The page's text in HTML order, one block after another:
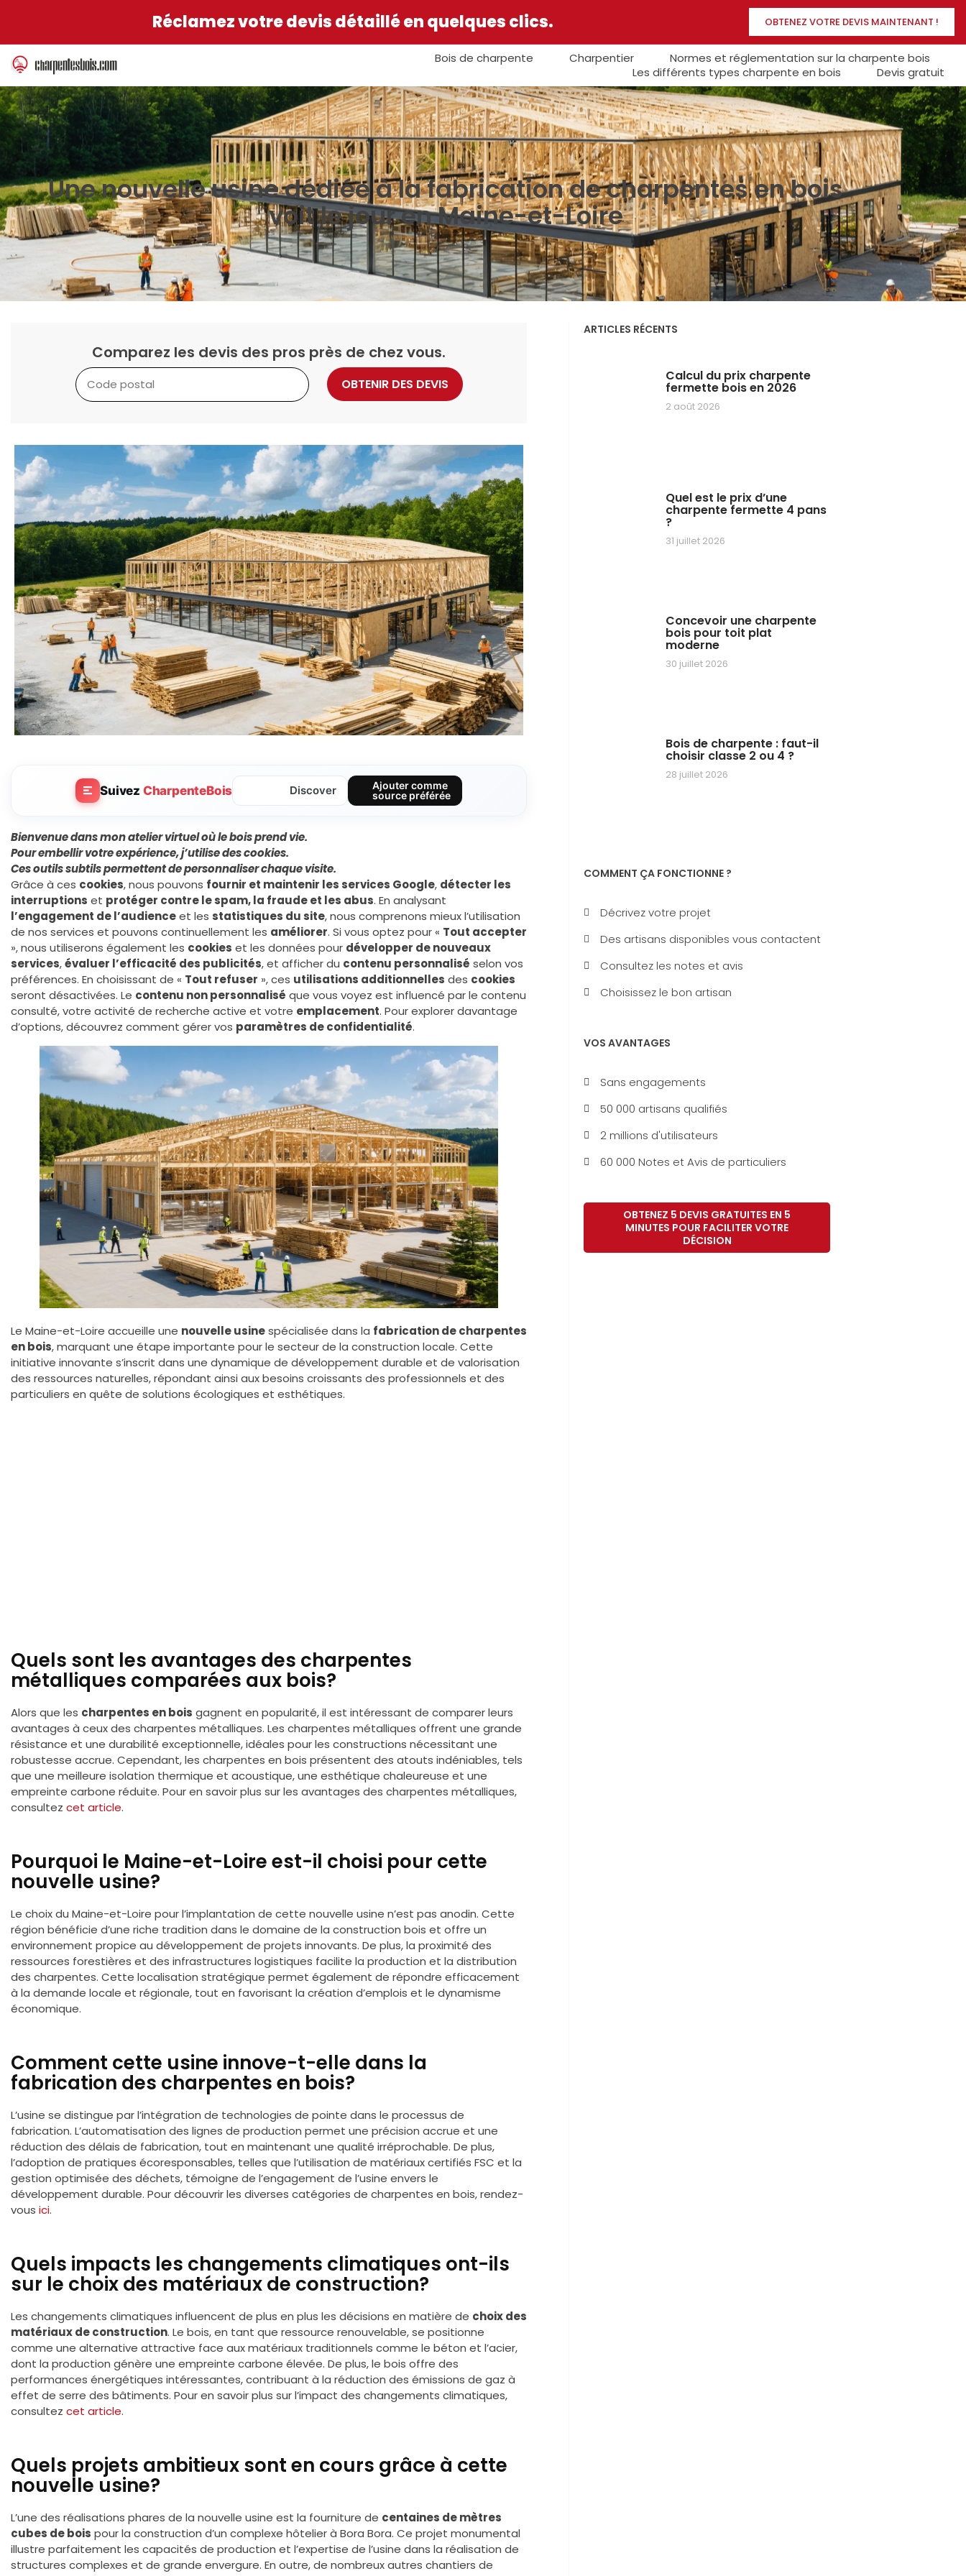
Réclamez votre devis détaillé en quelques clics. OBTENEZ VOTRE DEVIS MAINTENANT !
Bois de charpente Charpentier
Normes et réglementation sur la charpente bois
Les différents types charpente en bois
Devis gratuit
Une nouvelle usine dédiée à la fabrication de charpentes en bois
voit le jour en Maine-et-Loire
Comparez les devis des pros près de chez vous.
OBTENIR DES DEVIS
Suivez CharpenteBois Discover
Ajouter comme
source préférée
Bienvenue dans mon atelier virtuel où le bois prend vie.
Pour embellir votre expérience, j’utilise descookies.
Ces outils subtils permettent de personnaliser chaque visite.
Grâce à ces cookies, nous pouvons fournir et maintenir les services Google, détecter les
interruptions et protéger contre le spam, la fraude et les abus. En analysant
l’engagement de l’audienceet les statistiques du site, nous comprenons mieux l’utilisation
de nos services et pouvons continuellement les améliorer. Si vous optez pour « Tout accepter
», nous utiliserons également les cookies et les données pour développer de nouveaux
services,évaluer l’efficacité des publicités, et afficher du contenu personnalisé selon vos
préférences. En choisissant de « Tout refuser », ces utilisations additionnelles des cookies
seront désactivées. Le contenu non personnalisé que vous voyez est influencé par le contenu
consulté, votre activité de recherche active et votre emplacement. Pour explorer davantage
d’options, découvrez comment gérer vos paramètres de confidentialité.
Le Maine-et-Loire accueille une nouvelle usinespécialisée dans la fabrication de charpentes
en bois, marquant une étape importante pour le secteur de la construction locale. Cette
initiative innovante s’inscrit dans une dynamique de développement durable et de valorisation
des ressources naturelles, répondant ainsi aux besoins croissants des professionnels et des
particuliers en quête de solutions écologiques et esthétiques.
Quels sont les avantages des charpentes
métalliques comparées aux bois?
Alors que les charpentes en bois gagnent en popularité, il est intéressant de comparer leurs
avantages à ceux des charpentes métalliques. Les charpentes métalliques offrent une grande
résistance et une durabilité exceptionnelle, idéales pour les constructions nécessitant une
robustesse accrue. Cependant, les charpentes en bois présentent des atouts indéniables, tels
que une meilleure isolation thermique et acoustique, une esthétique chaleureuse et une
empreinte carbone réduite. Pour en savoir plus sur les avantages des charpentes métalliques,
consultez cet article.
Pourquoi le Maine-et-Loire est-il choisi pour cette
nouvelle usine?
Le choix du Maine-et-Loire pour l’implantation de cette nouvelle usine n’est pas anodin. Cette
région bénéficie d’une riche tradition dans le domaine de la construction bois et offre un
environnement propice au développement de projets innovants. De plus, la proximité des
ressources forestières et des infrastructures logistiques facilite la production et la distribution
des charpentes. Cette localisation stratégique permet également de répondre efficacement
à la demande locale et régionale, tout en favorisant la création d’emplois et le dynamisme
économique.
Comment cette usine innove-t-elle dans la
fabrication des charpentes en bois?
L’usine se distingue par l’intégration de technologies de pointe dans le processus de
fabrication. L’automatisation des lignes de production permet une précision accrue et une
réduction des délais de fabrication, tout en maintenant une qualité irréprochable. De plus,
l’adoption de pratiques écoresponsables, telles que l’utilisation de matériaux certifiés FSC et la
gestion optimisée des déchets, témoigne de l’engagement de l’usine envers le
développement durable. Pour découvrir les diverses catégories de charpentes en bois, rendez-
vous ici.
Quels impacts les changements climatiques ont-ils
sur le choix des matériaux de construction?
Les changements climatiques influencent de plus en plus les décisions en matière de choix des
matériaux de construction. Le bois, en tant que ressource renouvelable, se positionne
comme une alternative attractive face aux matériaux traditionnels comme le béton et l’acier,
dont la production génère une empreinte carbone élevée. De plus, le bois offre des
performances énergétiques intéressantes, contribuant à la réduction des émissions de gaz à
effet de serre des bâtiments. Pour en savoir plus sur l’impact des changements climatiques,
consultez cet article.
Quels projets ambitieux sont en cours grâce à cette
nouvelle usine?
L’une des réalisations phares de la nouvelle usine est la fourniture de centaines de mètres
cubes de bois pour la construction d’un complexe hôtelier à Bora Bora. Ce projet monumental
illustre parfaitement les capacités de production et l’expertise de l’usine dans la réalisation de
structures complexes et de grande envergure. En outre, de nombreux autres chantiers de
ARTICLES RÉCENTS
Calcul du prix charpente
fermette bois en 2026
2 août 2026
Quel est le prix d’une
charpente fermette 4 pans
?
31 juillet 2026
Concevoir une charpente
bois pour toit plat
moderne
30 juillet 2026
Bois de charpente : faut-il
choisir classe 2 ou 4 ?
28 juillet 2026
COMMENT ÇA FONCTIONNE ?
Décrivez votre projet
Des artisans disponibles vous contactent
Consultez les notes et avis
Choisissez le bon artisan
VOS AVANTAGES
Sans engagements
50 000 artisans qualifiés
2 millions d'utilisateurs
60 000 Notes et Avis de particuliers
OBTENEZ 5 DEVIS GRATUITES EN 5
MINUTES POUR FACILITER VOTRE
DÉCISION